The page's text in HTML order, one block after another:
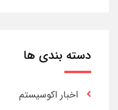
دسته بندی ها
اخبار اکوسیستم